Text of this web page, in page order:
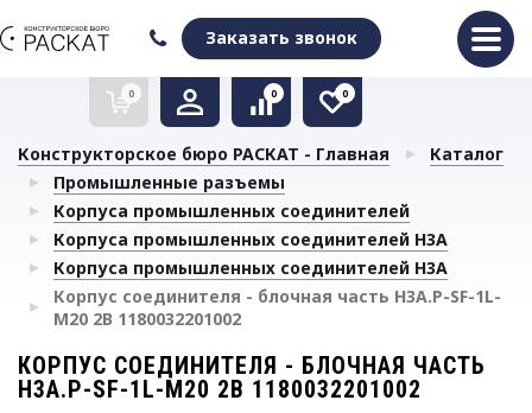
Заказать звонок
0
Очистить список сравнения
0
Очистить избранное
0
Конструкторское бюро РАСКАТ - Главная
Каталог
Промышленные разъемы
Корпуса промышленных соединителей
Корпуса промышленных соединителей H3A
Корпуса промышленных соединителей H3A
Корпус соединителя - блочная часть H3A.P-SF-1L-
M20 2B 1180032201002
КОРПУС СОЕДИНИТЕЛЯ - БЛОЧНАЯ ЧАСТЬ
H3A.P-SF-1L-M20 2B 1180032201002